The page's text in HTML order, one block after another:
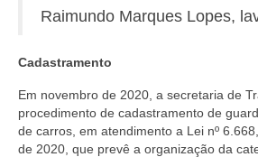
Raimundo Marques Lopes,
Cadastramento
Em novembro de 2020, a secretaria de
procedimento de cadastramento de
de carros, em atendimento a Lei nº
de 2020, que prevê a organização da